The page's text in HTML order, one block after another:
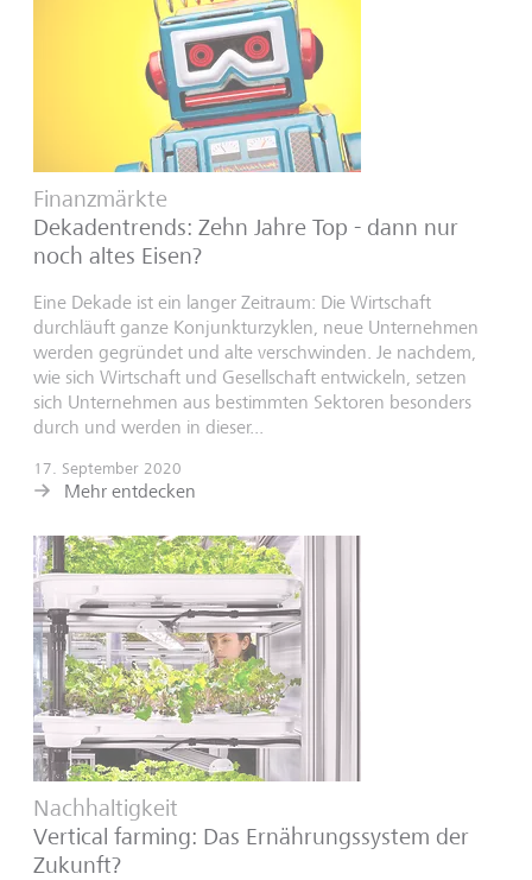
Finanzmärkte
Dekadentrends: Zehn Jahre Top - dann nur
noch altes Eisen?
Eine Dekade ist ein langer Zeitraum: Die Wirtschaft
durchläuft ganze Konjunkturzyklen, neue Unternehmen
werden gegründet und alte verschwinden. Je nachdem,
wie sich Wirtschaft und Gesellschaft entwickeln, setzen
sich Unternehmen aus bestimmten Sektoren besonders
durch und werden in dieser...
17. September 2020
Mehr entdecken
Nachhaltigkeit
Vertical farming: Das Ernährungs­system der
Zukunft?